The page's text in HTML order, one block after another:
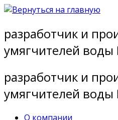
Перейти
содержимому
разработчик и
умягчителей воды
разработчик и
умягчителей воды
О компании